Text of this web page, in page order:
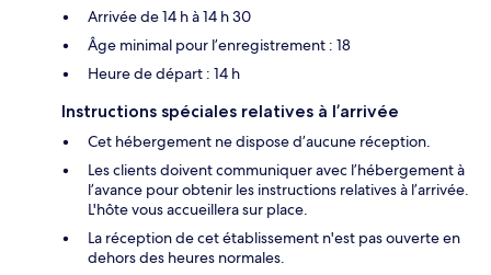
Arrivée de 14 h à 14 h 30
Âge minimal pour l’enregistrement : 18
Heure de départ : 14 h
Instructions spéciales relatives à l’arrivée
Cet hébergement ne dispose d’aucune réception.
Les clients doivent communiquer avec l’hébergement à
l’avance pour obtenir les instructions relatives à l’arrivée.
L'hôte vous accueillera sur place.
La réception de cet établissement n'est pas ouverte en
dehors des heures normales.